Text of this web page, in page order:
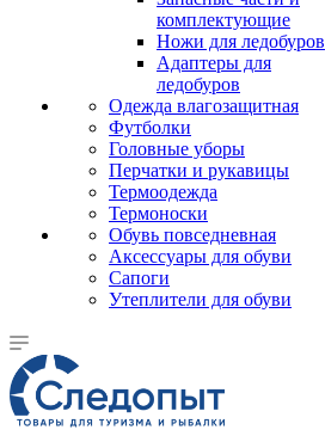
комплектующие
Ножи для ледобуров
Адаптеры для
ледобуров
Одежда влагозащитная
Футболки
Головные уборы
Перчатки и рукавицы
Термоодежда
Термоноски
Обувь повседневная
Аксессуары для обуви
Сапоги
Утеплители для обуви